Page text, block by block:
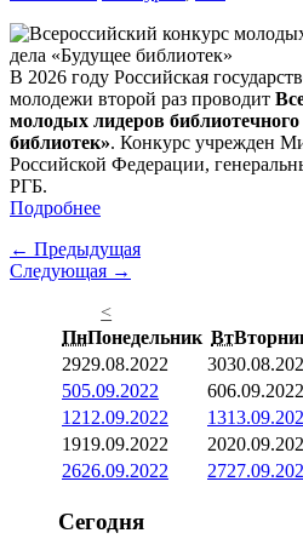
В 2026 году Российская
молодежи второй раз проводит
молодых лидеров
библиотек». Конкурс учрежден
Российской Федерации,
РГБ.
Подробнее
← Предыдущая
Следующая →
<
ПнПонедельник Вт
2929.08.2022 30
505.09.2022 606.09.2022
1212.09.2022 13
1919.09.2022 20
2626.09.2022 27
Сегодня